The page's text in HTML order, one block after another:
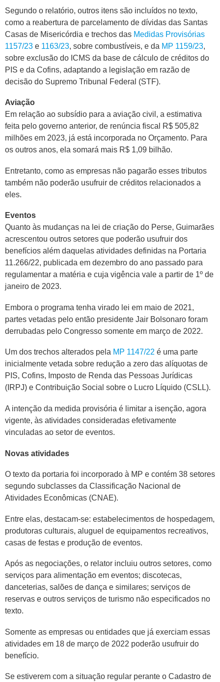
Segundo o relatório, outros itens são incluídos no texto,
como a reabertura de parcelamento de dívidas das Santas
Casas de Misericórdia e trechos das Medidas Provisórias
1157/23 e 1163/23, sobre combustíveis, e da MP 1159/23,
sobre exclusão do ICMS da base de cálculo de créditos do
PIS e da Cofins, adaptando a legislação em razão de
decisão do Supremo Tribunal Federal (STF).
Aviação
Em relação ao subsídio para a aviação civil, a estimativa
feita pelo governo anterior, de renúncia fiscal R$ 505,82
milhões em 2023, já está incorporada no Orçamento. Para
os outros anos, ela somará mais R$ 1,09 bilhão.
Entretanto, como as empresas não pagarão esses tributos
também não poderão usufruir de créditos relacionados a
eles.
Eventos
Quanto às mudanças na lei de criação do Perse, Guimarães
acrescentou outros setores que poderão usufruir dos
benefícios além daquelas atividades definidas na Portaria
11.266/22, publicada em dezembro do ano passado para
regulamentar a matéria e cuja vigência vale a partir de 1º de
janeiro de 2023.
Embora o programa tenha virado lei em maio de 2021,
partes vetadas pelo então presidente Jair Bolsonaro foram
derrubadas pelo Congresso somente em março de 2022.
Um dos trechos alterados pela MP 1147/22 é uma parte
inicialmente vetada sobre redução a zero das alíquotas de
PIS, Cofins, Imposto de Renda das Pessoas Jurídicas
(IRPJ) e Contribuição Social sobre o Lucro Líquido (CSLL).
A intenção da medida provisória é limitar a isenção, agora
vigente, às atividades consideradas efetivamente
vinculadas ao setor de eventos.
Novas atividades
O texto da portaria foi incorporado à MP e contém 38 setores
segundo subclasses da Classificação Nacional de
Atividades Econômicas (CNAE).
Entre elas, destacam-se: estabelecimentos de hospedagem,
produtoras culturais, aluguel de equipamentos recreativos,
casas de festas e produção de eventos.
Após as negociações, o relator incluiu outros setores, como
serviços para alimentação em eventos; discotecas,
danceterias, salões de dança e similares; serviços de
reservas e outros serviços de turismo não especificados no
texto.
Somente as empresas ou entidades que já exerciam essas
atividades em 18 de março de 2022 poderão usufruir do
benefício.
Se estiverem com a situação regular perante o Cadastro de